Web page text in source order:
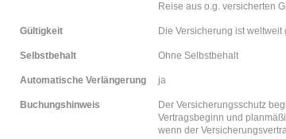
Reise aus o.g. versicherten
Gültigkeit Die Versicherung ist weltweit
Selbstbehalt Ohne Selbstbehalt
Automatische Verlängerung ja
Buchungshinweis
Der Versicherungsschutz
Vertragsbeginn und
wenn der